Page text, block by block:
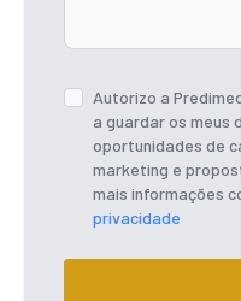
Autorizo a
a guardar os meus
oportunidades de
marketing e
mais informações
privacidade